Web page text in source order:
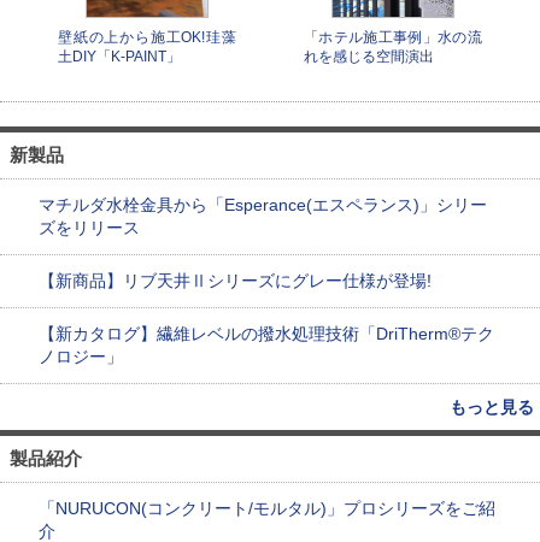
壁紙の上から施工OK!珪藻
土DIY「K-PAINT」
「ホテル施工事例」水の流
れを感じる空間演出
新製品
マチルダ水栓金具から「Esperance(エスペランス)」シリー
ズをリリース
【新商品】リブ天井Ⅱシリーズにグレー仕様が登場!
【新カタログ】繊維レベルの撥水処理技術「DriTherm®テク
ノロジー」
もっと見る
製品紹介
「NURUCON(コンクリート/モルタル)」プロシリーズをご紹
介